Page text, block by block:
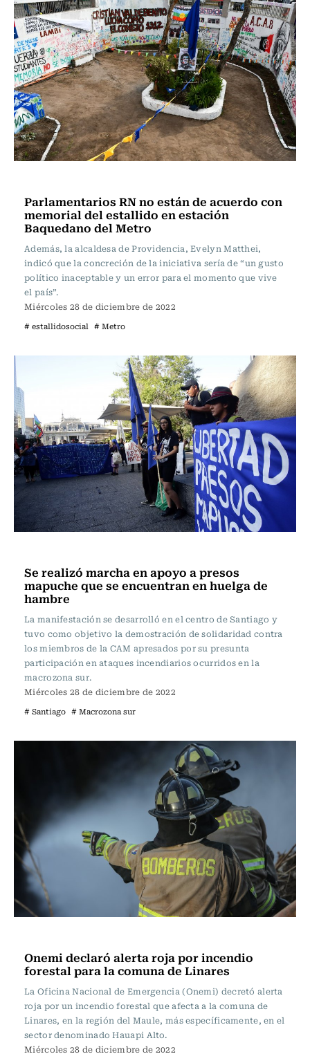
Parlamentarios RN no están de acuerdo con
memorial del estallido en estación
Baquedano del Metro
Además, la alcaldesa de Providencia, Evelyn Matthei,
indicó que la concreción de la iniciativa sería de “un gusto
político inaceptable y un error para el momento que vive
el país”.
Miércoles 28 de diciembre de 2022
# estallidosocial # Metro
Se realizó marcha en apoyo a presos
mapuche que se encuentran en huelga de
hambre
La manifestación se desarrolló en el centro de Santiago y
tuvo como objetivo la demostración de solidaridad contra
los miembros de la CAM apresados por su presunta
participación en ataques incendiarios ocurridos en la
macrozona sur.
Miércoles 28 de diciembre de 2022
# Santiago # Macrozona sur
Onemi declaró alerta roja por incendio
forestal para la comuna de Linares
La Oficina Nacional de Emergencia (Onemi) decretó alerta
roja por un incendio forestal que afecta a la comuna de
Linares, en la región del Maule, más específicamente, en el
sector denominado Hauapi Alto.
Miércoles 28 de diciembre de 2022